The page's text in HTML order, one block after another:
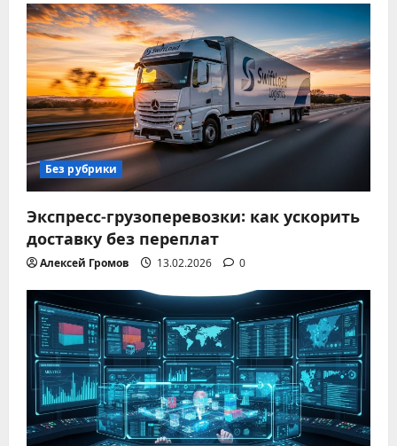
Без рубрики
Экспресс-грузоперевозки: как ускорить
доставку без переплат
Алексей Громов 13.02.2026 0